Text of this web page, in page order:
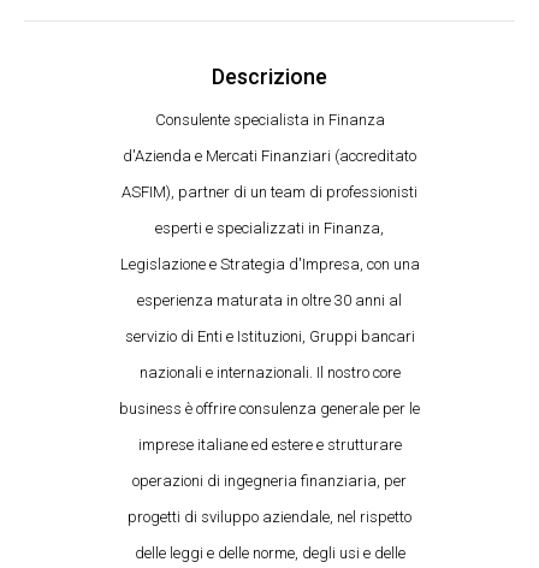
Descrizione
Consulente specialista in Finanza
d'Azienda e Mercati Finanziari (accreditato
ASFIM), partner di un team di professionisti
esperti e specializzati in Finanza,
Legislazione e Strategia d'Impresa, con una
esperienza maturata in oltre 30 anni al
servizio di Enti e Istituzioni, Gruppi bancari
nazionali e internazionali. Il nostro core
business è offrire consulenza generale per le
imprese italiane ed estere e strutturare
operazioni di ingegneria finanziaria, per
progetti di sviluppo aziendale, nel rispetto
delle leggi e delle norme, degli usi e delle